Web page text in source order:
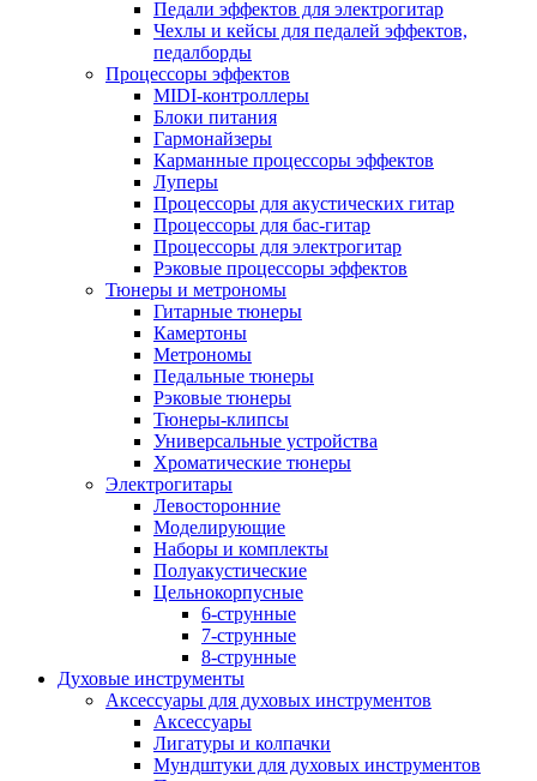
Педали эффектов для электрогитар
Чехлы и кейсы для педалей эффектов,
педалборды
Процессоры эффектов
MIDI-контроллеры
Блоки питания
Гармонайзеры
Карманные процессоры эффектов
Луперы
Процессоры для акустических гитар
Процессоры для бас-гитар
Процессоры для электрогитар
Рэковые процессоры эффектов
Тюнеры и метрономы
Гитарные тюнеры
Камертоны
Метрономы
Педальные тюнеры
Рэковые тюнеры
Тюнеры-клипсы
Универсальные устройства
Хроматические тюнеры
Электрогитары
Левосторонние
Моделирующие
Наборы и комплекты
Полуакустические
Цельнокорпусные
6-струнные
7-струнные
8-струнные
Духовые инструменты
Аксессуары для духовых инструментов
Аксессуары
Лигатуры и колпачки
Мундштуки для духовых инструментов